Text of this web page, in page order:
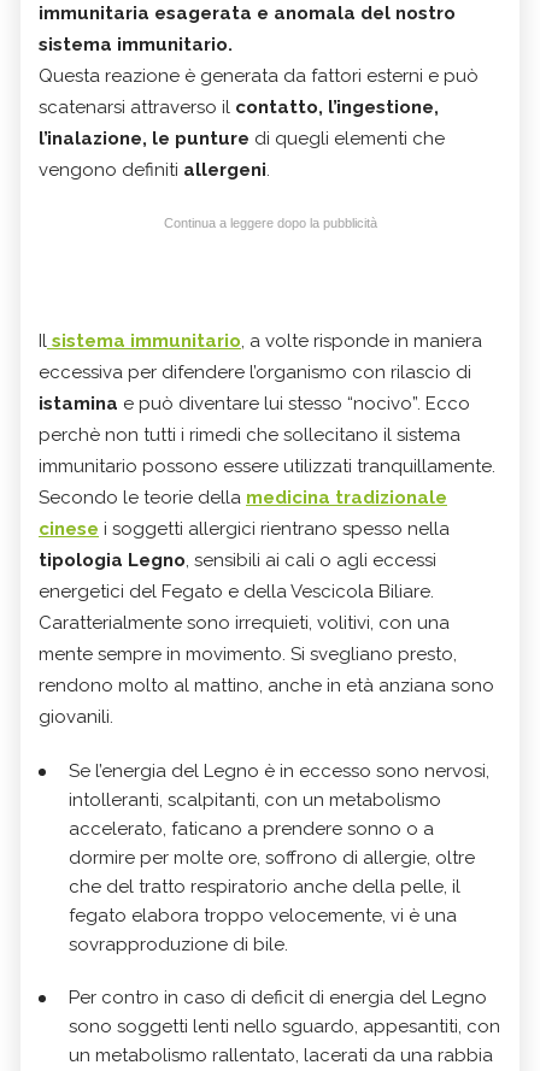
immunitaria esagerata e anomala del nostro
sistema immunitario.
Questa reazione è generata da fattori esterni e può
scatenarsi attraverso il contatto, l’ingestione,
l’inalazione, le punture di quegli elementi che
vengono definiti allergeni.
Continua a leggere dopo la pubblicità
Il sistema immunitario, a volte risponde in maniera
eccessiva per difendere l’organismo con rilascio di
istamina e può diventare lui stesso “nocivo”. Ecco
perchè non tutti i rimedi che sollecitano il sistema
immunitario possono essere utilizzati tranquillamente.
Secondo le teorie della medicina tradizionale
cinese i soggetti allergici rientrano spesso nella
tipologia Legno, sensibili ai cali o agli eccessi
energetici del Fegato e della Vescicola Biliare.
Caratterialmente sono irrequieti, volitivi, con una
mente sempre in movimento. Si svegliano presto,
rendono molto al mattino, anche in età anziana sono
giovanili.
Se l’energia del Legno è in eccesso sono nervosi,
intolleranti, scalpitanti, con un metabolismo
accelerato, faticano a prendere sonno o a
dormire per molte ore, soffrono di allergie, oltre
che del tratto respiratorio anche della pelle, il
fegato elabora troppo velocemente, vi è una
sovrapproduzione di bile.
Per contro in caso di deficit di energia del Legno
sono soggetti lenti nello sguardo, appesantiti, con
un metabolismo rallentato, lacerati da una rabbia